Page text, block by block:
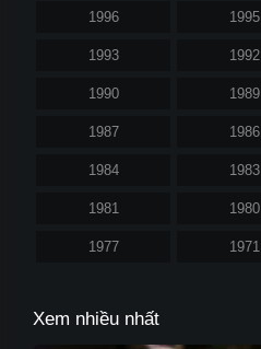
1996 1995
1993 1992
1990 1989
1987 1986
1984 1983
1981 1980
1977 1971
Xem nhiều nhất